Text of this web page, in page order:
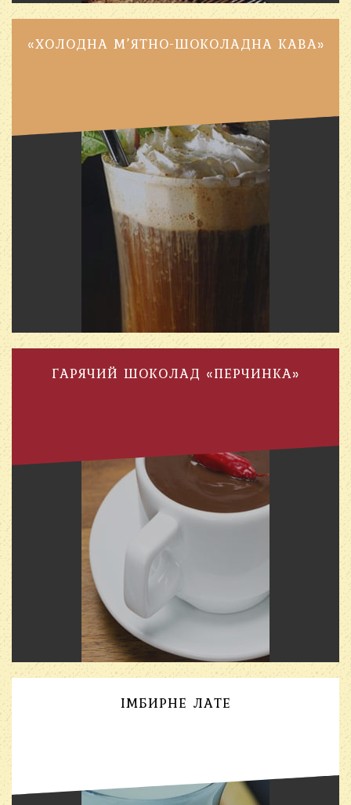
«ХОЛОДНА М’ЯТНО-ШОКОЛАДНА КАВА»
ГАРЯЧИЙ ШОКОЛАД «ПЕРЧИНКА»
ІМБИРНЕ ЛАТЕ